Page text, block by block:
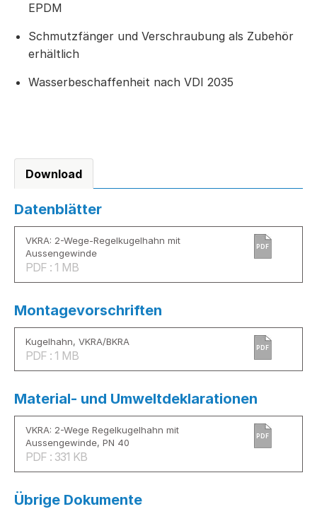
EPDM
Schmutzfänger und Verschraubung als Zubehör
erhältlich
Wasserbeschaffenheit nach VDI 2035
Download
Datenblätter
VKRA: 2-Wege-Regelkugelhahn mit
Aussengewinde
PDF : 1 MB
PDF
Montagevorschriften
Kugelhahn, VKRA/BKRA
PDF : 1 MB
PDF
Material- und Umweltdeklarationen
VKRA: 2-Wege Regelkugelhahn mit
Aussengewinde, PN 40
PDF : 331 KB
PDF
Übrige Dokumente